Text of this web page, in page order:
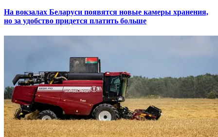
На вокзалах Беларуси появятся новые камеры хранения,
но за удобство придется платить больше